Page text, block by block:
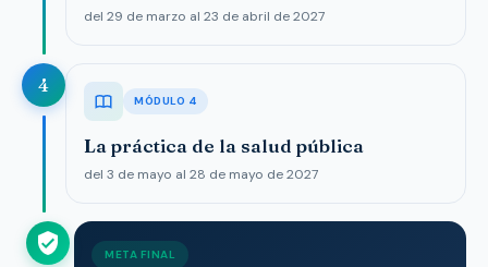
del 29 de marzo al 23 de abril de 2027
4
MÓDULO 4
La práctica de la salud pública
del 3 de mayo al 28 de mayo de 2027
META FINAL